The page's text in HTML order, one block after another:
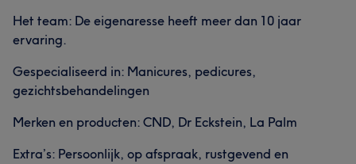
Het team: De eigenaresse heeft meer dan 10 jaar
ervaring.
Gespecialiseerd in: Manicures, pedicures,
gezichtsbehandelingen
Merken en producten: CND, Dr Eckstein, La Palm
Extra’s: Persoonlijk, op afspraak, rustgevend en